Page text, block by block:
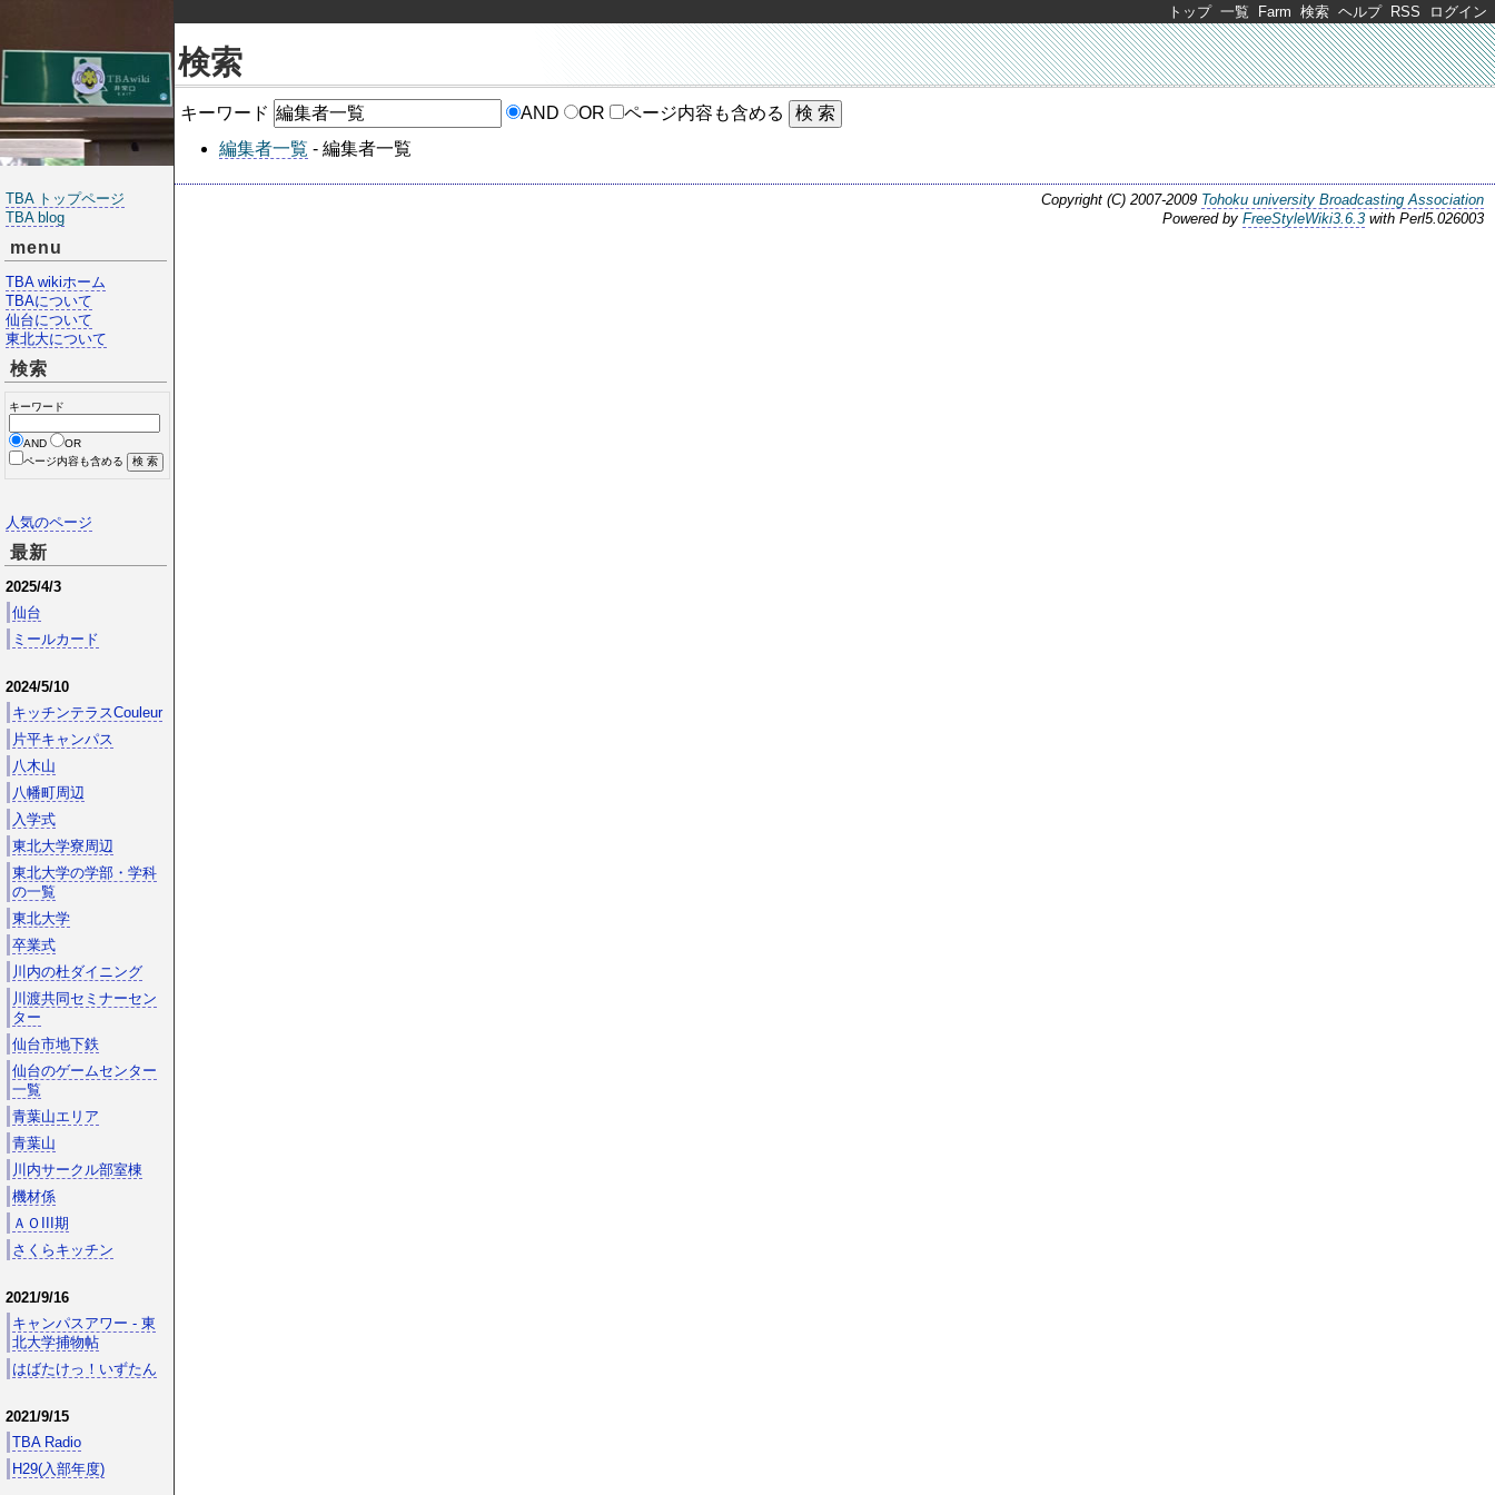
トップ 一覧 Farm 検索 ヘルプ RSS ログイン
検索
キーワード AND OR
ページ内容も含める
編集者一覧 - 編集者一覧
TBA トップページ
TBA blog
menu
TBA wikiホーム
TBAについて
仙台について
東北大について
検索
キーワード
AND
OR
ページ内容も含める
人気のページ
最新
2025/4/3
仙台
ミールカード
2024/5/10
キッチンテラスCouleur
片平キャンパス
八木山
八幡町周辺
入学式
東北大学寮周辺
東北大学の学部・学科
の一覧
東北大学
卒業式
川内の杜ダイニング
川渡共同セミナーセン
ター
仙台市地下鉄
仙台のゲームセンター
一覧
青葉山エリア
青葉山
川内サークル部室棟
機材係
ＡＯIII期
さくらキッチン
2021/9/16
キャンパスアワー - 東
北大学捕物帖
はばたけっ！いずたん
2021/9/15
TBA Radio
H29(入部年度)
Copyright (C) 2007-2009 Tohoku university Broadcasting Association
Powered by FreeStyleWiki3.6.3 with Perl5.026003